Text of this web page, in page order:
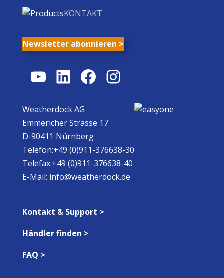
KONTAKT
Newsletter abonnieren >
YouTube
LinkedIn
Facebook
Instagram
Weatherdock AG
Emmericher Strasse 17
D-90411 Nürnberg
Telefon:+49 (0)911-376638-30
Telefax:+49 (0)911-376638-40
E-Mail: info@weatherdock.de
Kontakt & Support >
Händler finden >
FAQ >